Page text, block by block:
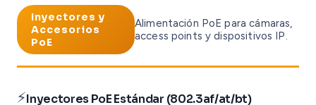
Inyectores y
Accesorios
PoE
Alimentación PoE para cámaras,
access points y dispositivos IP.
⚡Inyectores PoE Estándar (802.3af/at/bt)